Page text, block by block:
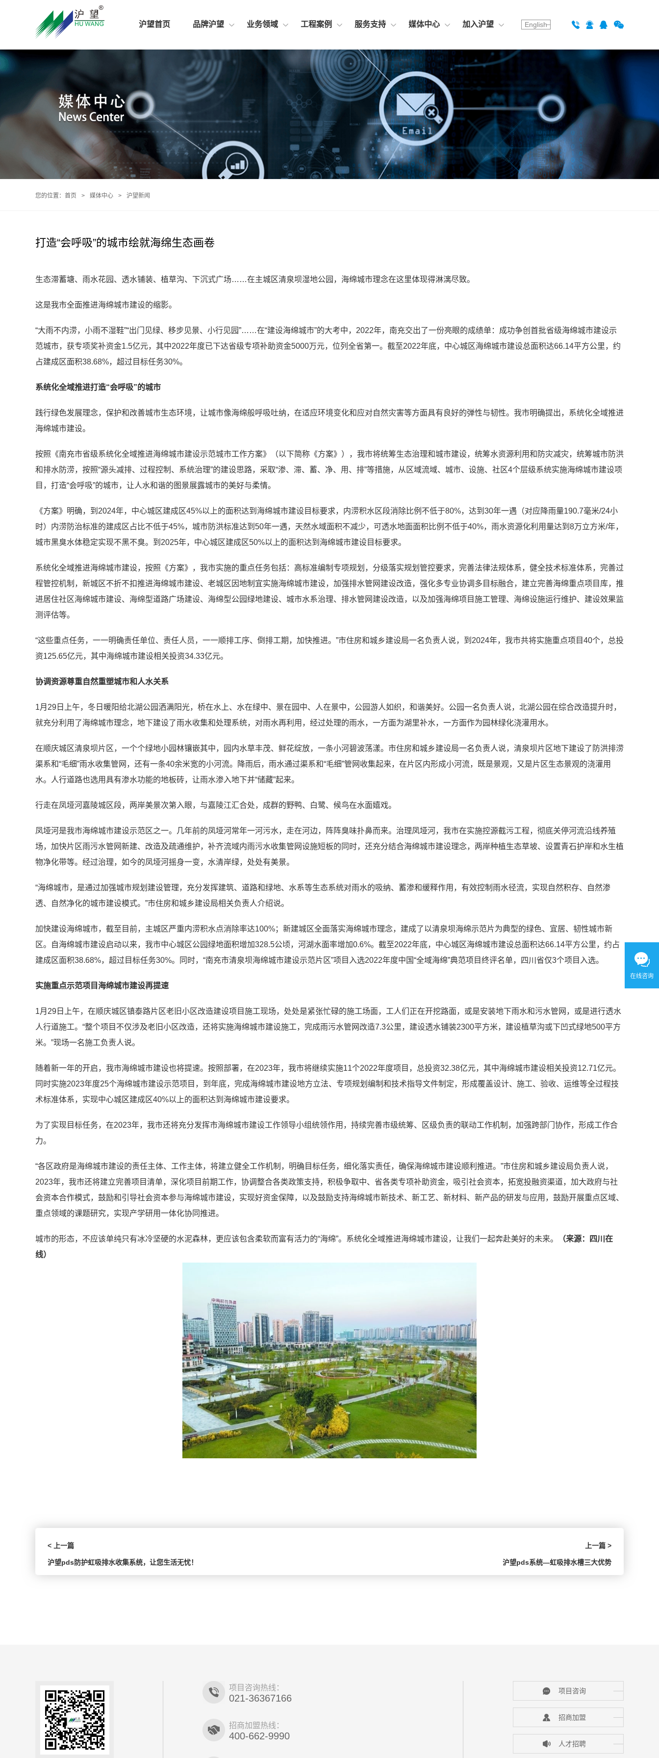
沪望首页 品牌沪望 业务领域 工程案例 服务支持 媒体中心 加入沪望 English
您的位置： 首页 > 媒体中心 > 沪望新闻
打造“会呼吸”的城市绘就海绵生态画卷
生态滞蓄塘、雨水花园、透水铺装、植草沟、下沉式广场……在主城区清泉坝湿地公园，海绵城市理念在这里体现得淋漓尽致。
这是我市全面推进海绵城市建设的缩影。
“大雨不内涝，小雨不湿鞋”“出门见绿、移步见景、小行见园”……在“建设海绵城市”的大考中，2022年，南充交出了一份亮眼的成绩单：成功争创首批省级海绵城市建设示
范城市，获专项奖补资金1.5亿元，其中2022年度已下达省级专项补助资金5000万元，位列全省第一。截至2022年底，中心城区海绵城市建设总面积达66.14平方公里，约
占建成区面积38.68%，超过目标任务30%。
系统化全域推进打造“会呼吸”的城市
践行绿色发展理念，保护和改善城市生态环境，让城市像海绵般呼吸吐纳，在适应环境变化和应对自然灾害等方面具有良好的弹性与韧性。我市明确提出，系统化全域推进
海绵城市建设。
按照《南充市省级系统化全域推进海绵城市建设示范城市工作方案》（以下简称《方案》），我市将统筹生态治理和城市建设，统筹水资源利用和防灾减灾，统筹城市防洪
和排水防涝，按照“源头减排、过程控制、系统治理”的建设思路，采取“渗、滞、蓄、净、用、排”等措施，从区域流域、城市、设施、社区4个层级系统实施海绵城市建设项
目，打造“会呼吸”的城市，让人水和谐的图景展露城市的美好与柔情。
《方案》明确，到2024年，中心城区建成区45%以上的面积达到海绵城市建设目标要求，内涝积水区段消除比例不低于80%，达到30年一遇（对应降雨量190.7毫米/24小
时）内涝防治标准的建成区占比不低于45%，城市防洪标准达到50年一遇，天然水域面积不减少，可透水地面面积比例不低于40%，雨水资源化利用量达到8万立方米/年，
城市黑臭水体稳定实现不黑不臭。到2025年，中心城区建成区50%以上的面积达到海绵城市建设目标要求。
系统化全域推进海绵城市建设，按照《方案》，我市实施的重点任务包括：高标准编制专项规划，分级落实规划管控要求，完善法律法规体系，健全技术标准体系，完善过
程管控机制，新城区不折不扣推进海绵城市建设、老城区因地制宜实施海绵城市建设，加强排水管网建设改造，强化多专业协调多目标融合，建立完善海绵重点项目库，推
进居住社区海绵城市建设、海绵型道路广场建设、海绵型公园绿地建设、城市水系治理、排水管网建设改造，以及加强海绵项目施工管理、海绵设施运行维护、建设效果监
测评估等。
“这些重点任务，一一明确责任单位、责任人员，一一顺排工序、倒排工期，加快推进。”市住房和城乡建设局一名负责人说，到2024年，我市共将实施重点项目40个，总投
资125.65亿元，其中海绵城市建设相关投资34.33亿元。
协调资源尊重自然重塑城市和人水关系
1月29日上午，冬日暖阳给北湖公园洒满阳光，桥在水上、水在绿中、景在园中、人在景中，公园游人如织，和谐美好。公园一名负责人说，北湖公园在综合改造提升时，
就充分利用了海绵城市理念，地下建设了雨水收集和处理系统，对雨水再利用，经过处理的雨水，一方面为湖里补水，一方面作为园林绿化浇灌用水。
在顺庆城区清泉坝片区，一个个绿地小园林镶嵌其中，园内水草丰茂、鲜花绽放，一条小河碧波荡漾。市住房和城乡建设局一名负责人说，清泉坝片区地下建设了防洪排涝
渠系和“毛细”雨水收集管网，还有一条40余米宽的小河流。降雨后，雨水通过渠系和“毛细”管网收集起来，在片区内形成小河流，既是景观，又是片区生态景观的浇灌用
水。人行道路也选用具有渗水功能的地板砖，让雨水渗入地下并“储藏”起来。
行走在凤垭河嘉陵城区段，两岸美景次第入眼，与嘉陵江汇合处，成群的野鸭、白鹭、候鸟在水面嬉戏。
凤垭河是我市海绵城市建设示范区之一。几年前的凤垭河常年一河污水，走在河边，阵阵臭味扑鼻而来。治理凤垭河，我市在实施控源截污工程，彻底关停河流沿线养殖
场，加快片区雨污水管网新建、改造及疏通维护，补齐流域内雨污水收集管网设施短板的同时，还充分结合海绵城市建设理念，两岸种植生态草坡、设置青石护岸和水生植
物净化带等。经过治理，如今的凤垭河摇身一变，水清岸绿，处处有美景。
“海绵城市，是通过加强城市规划建设管理，充分发挥建筑、道路和绿地、水系等生态系统对雨水的吸纳、蓄渗和缓释作用，有效控制雨水径流，实现自然积存、自然渗
透、自然净化的城市建设模式。”市住房和城乡建设局相关负责人介绍说。
加快建设海绵城市，截至目前，主城区严重内涝积水点消除率达100%；新建城区全面落实海绵城市理念，建成了以清泉坝海绵示范片为典型的绿色、宜居、韧性城市新
区。自海绵城市建设启动以来，我市中心城区公园绿地面积增加328.5公顷，河湖水面率增加0.6%。截至2022年底，中心城区海绵城市建设总面积达66.14平方公里，约占
建成区面积38.68%，超过目标任务30%。同时，“南充市清泉坝海绵城市建设示范片区”项目入选2022年度中国“全域海绵”典范项目终评名单，四川省仅3个项目入选。
实施重点示范项目海绵城市建设再提速
1月29日上午，在顺庆城区镇泰路片区老旧小区改造建设项目施工现场，处处是紧张忙碌的施工场面，工人们正在开挖路面，或是安装地下雨水和污水管网，或是进行透水
人行道施工。“整个项目不仅涉及老旧小区改造，还将实施海绵城市建设施工，完成雨污水管网改造7.3公里，建设透水铺装2300平方米，建设植草沟或下凹式绿地500平方
米。”现场一名施工负责人说。
随着新一年的开启，我市海绵城市建设也将提速。按照部署，在2023年，我市将继续实施11个2022年度项目，总投资32.38亿元，其中海绵城市建设相关投资12.71亿元。
同时实施2023年度25个海绵城市建设示范项目，到年底，完成海绵城市建设地方立法、专项规划编制和技术指导文件制定，形成覆盖设计、施工、验收、运维等全过程技
术标准体系，实现中心城区建成区40%以上的面积达到海绵城市建设要求。
为了实现目标任务，在2023年，我市还将充分发挥市海绵城市建设工作领导小组统领作用，持续完善市级统筹、区级负责的联动工作机制，加强跨部门协作，形成工作合
力。
“各区政府是海绵城市建设的责任主体、工作主体，将建立健全工作机制，明确目标任务，细化落实责任，确保海绵城市建设顺利推进。”市住房和城乡建设局负责人说，
2023年，我市还将建立完善项目清单，深化项目前期工作，协调整合各类政策支持，积极争取中、省各类专项补助资金，吸引社会资本，拓宽投融资渠道，加大政府与社
会资本合作模式，鼓励和引导社会资本参与海绵城市建设，实现好资金保障，以及鼓励支持海绵城市新技术、新工艺、新材料、新产品的研发与应用，鼓励开展重点区域、
重点领域的课题研究，实现产学研用一体化协同推进。
城市的形态，不应该单纯只有冰冷坚硬的水泥森林，更应该包含柔软而富有活力的“海绵”。系统化全域推进海绵城市建设，让我们一起奔赴美好的未来。
（来源：四川在
线）
< 上一篇
沪望pds防护虹吸排水收集系统，让您生活无忧！
上一篇 >
沪望pds系统—虹吸排水槽三大优势
项目咨询热线：
021-36367166
招商加盟热线：
400-662-9990
项目咨询
招商加盟
人才招聘
在线咨询